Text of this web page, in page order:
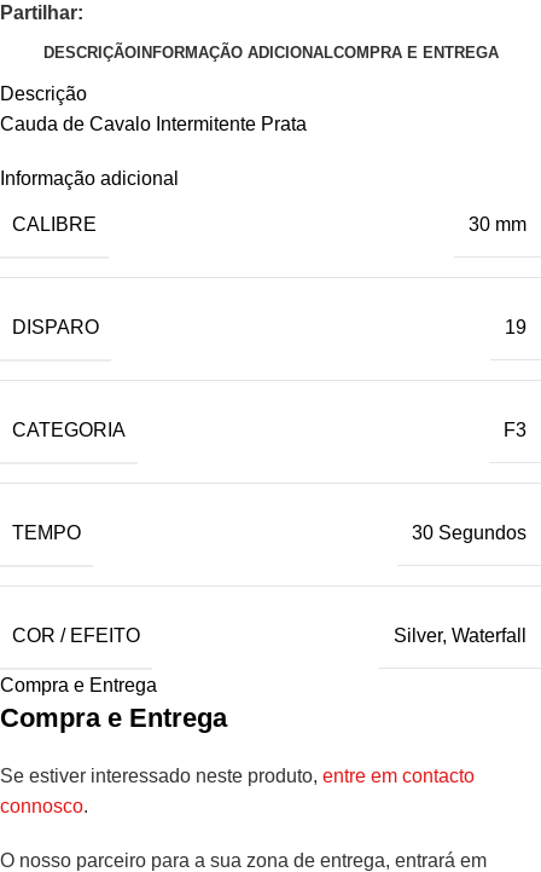
Partilhar:
DESCRIÇÃOINFORMAÇÃO ADICIONALCOMPRA E ENTREGA
Descrição
Cauda de Cavalo Intermitente Prata
Informação adicional
CALIBRE 30 mm
DISPARO 19
CATEGORIA F3
TEMPO 30 Segundos
COR / EFEITO Silver, Waterfall
Compra e Entrega
Compra e Entrega
Se estiver interessado neste produto, entre em contacto
connosco.
O nosso parceiro para a sua zona de entrega, entrará em